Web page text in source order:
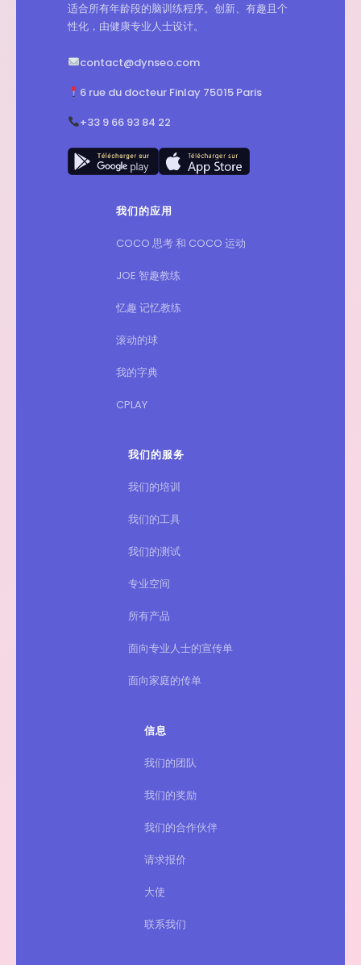
适合所有年龄段的脑训练程序。创新、有趣且个
性化，由健康专业人士设计。
contact@dynseo.com
6 rue du docteur Finlay 75015 Paris
+33 9 66 93 84 22
我们的应用
COCO 思考 和 COCO 运动
JOE 智趣教练
忆趣 记忆教练
滚动的球
我的字典
CPLAY
我们的服务
我们的培训
我们的工具
我们的测试
专业空间
所有产品
面向专业人士的宣传单
面向家庭的传单
信息
我们的团队
我们的奖励
我们的合作伙伴
请求报价
大使
联系我们